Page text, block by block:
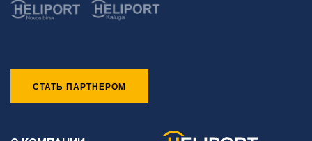
СТАТЬ ПАРТНЕРОМ